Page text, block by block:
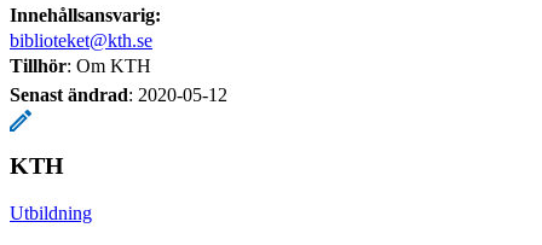
Innehållsansvarig:
biblioteket@kth.se
Tillhör: Om KTH
Senast ändrad: 2020-05-12
KTH
Utbildning